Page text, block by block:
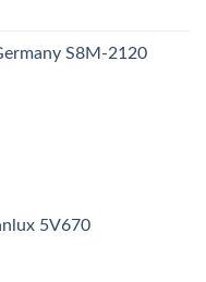
S8M-2120
5V670